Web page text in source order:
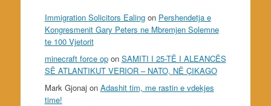
Immigration Solicitors Ealingon Pershendetja e
Kongresmenit Gary Peters ne Mbremjen Solemne
te 100 Vjetorit
minecraft force opon SAMITI I 25-TË I ALEANCËS
SË ATLANTIKUT VERIOR – NATO, NË ÇIKAGO
Mark Gjonaj on Adashit tim, me rastin e vdekjes
time!